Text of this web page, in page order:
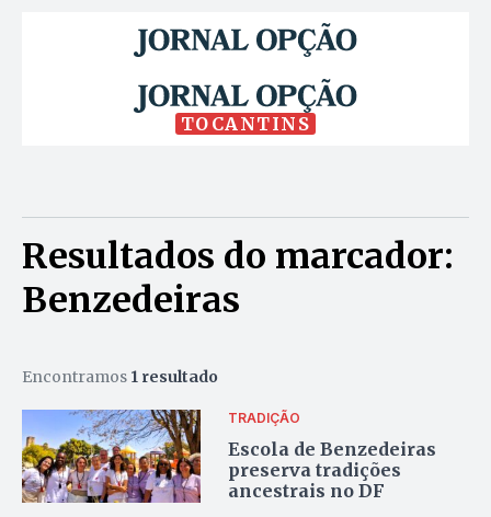
TOCANTINS
Resultados do marcador:
Benzedeiras
Encontramos 1 resultado
TRADIÇÃO
Escola de Benzedeiras
preserva tradições
ancestrais no DF